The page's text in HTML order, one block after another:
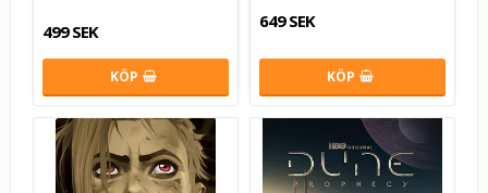
499 SEK
KÖP
649 SEK
KÖP